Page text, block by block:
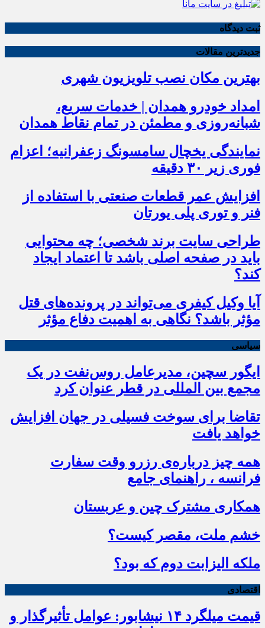
ثبت دیدگاه
جدیدترین مقالات
بهترین مکان نصب تلویزیون شهری
امداد خودرو همدان | خدمات سریع،
شبانه‌روزی و مطمئن در تمام نقاط همدان
نمایندگی یخچال سامسونگ زعفرانیه؛ اعزام
فوری زیر ۳۰ دقیقه
افزایش عمر قطعات صنعتی با استفاده از
فنر و توری پلی یورتان
طراحی سایت برند شخصی؛ چه محتوایی
باید در صفحه اصلی باشد تا اعتماد ایجاد
کند؟
آیا وکیل کیفری می‌تواند در پرونده‌های قتل
مؤثر باشد؟ نگاهی به اهمیت دفاع مؤثر
سیاسی
ایگور سچین، مدیرعامل روس‌نفت در یک
مجمع بین المللی در قطر عنوان کرد
تقاضا برای سوخت فسیلی در جهان افزایش
خواهد یافت
همه چیز درباره‌ی رزرو وقت سفارت
فرانسه ، راهنمای جامع
همکاری مشترک چین و عربستان
خشم ملت، مقصر کیست؟
ملکه الیزابت دوم که بود؟
اقتصادی
قیمت میلگرد ۱۴ نیشابور: عوامل تأثیرگذار و